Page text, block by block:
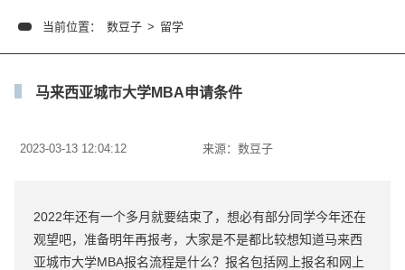
当前位置： 数豆子 > 留学
马来西亚城市大学MBA申请条件
2023-03-13 12:04:12 来源： 数豆子
2022年还有一个多月就要结束了，想必有部分同学今年还在
观望吧，准备明年再报考，大家是不是都比较想知道马来西
亚城市大学MBA报名流程是什么？报名包括网上报名和网上